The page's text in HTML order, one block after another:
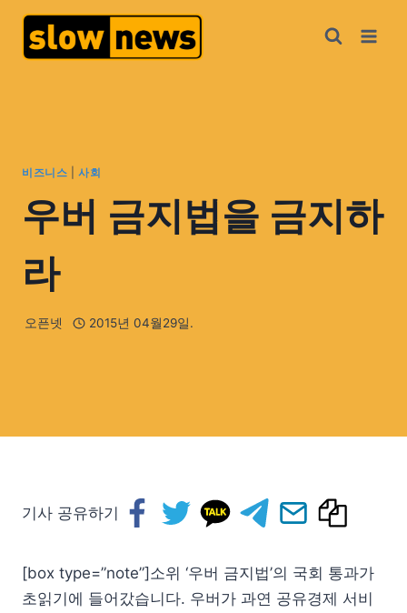
비즈니스 |사회
우버 금지법을 금지하
라
오픈넷 2015년 04월29일.
기사 공유하기
[box type=”note”]소위 ‘우버 금지법’의 국회 통과가
초읽기에 들어갔습니다. 우버가 과연 공유경제 서비